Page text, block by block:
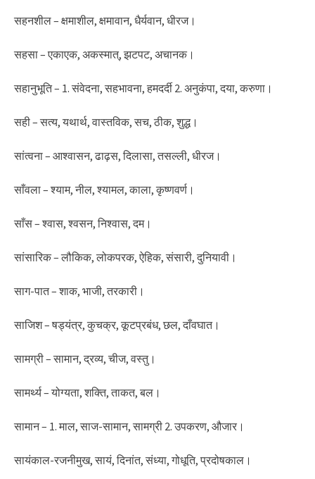
सहनशील – क्षमाशील, क्षमावान, धैर्यवान, धीरज।
सहसा – एकाएक, अकस्मात्, झटपट, अचानक।
सहानुभूति – 1. संवेदना, सहभावना, हमदर्दी 2. अनुकंपा, दया, करुणा।
सही – सत्य, यथार्थ, वास्तविक, सच, ठीक, शुद्ध।
सांत्वना – आश्वासन, ढाढ़स, दिलासा, तसल्ली, धीरज।
साँवला – श्याम, नील, श्यामल, काला, कृष्णवर्ण।
साँस – श्वास, श्वसन, निश्वास, दम।
सांसारिक – लौकिक, लोकपरक, ऐहिक, संसारी, दुनियावी।
साग-पात – शाक, भाजी, तरकारी।
साजिश – षड्यंत्र, कुचक्र, कूटप्रबंध, छल, दाँवघात।
सामग्री – सामान, द्रव्य, चीज, वस्तु।
सामर्थ्य – योग्यता, शक्ति, ताकत, बल।
सामान – 1. माल, साज-सामान, सामग्री 2. उपकरण, औजार।
सायंकाल-रजनीमुख, सायं, दिनांत, संध्या, गोधूति, प्रदोषकाल।